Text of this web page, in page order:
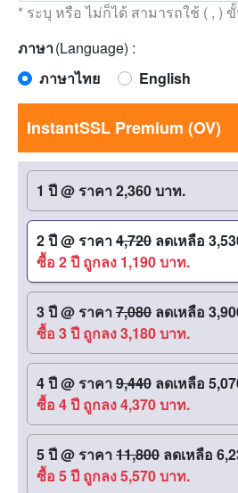
* ระบุ หรือ ไม่ก็ได้ สามารถใช้ ( , )
ภาษา(Language) :
ภาษาไทย
English
InstantSSL Premium (OV)
1 ปี@ ราคา 2,360 บาท.
2 ปี@ ราคา4,720 ลดเหลือ
ซื้อ 2 ปี ถูกลง 1,190 บาท.
3 ปี@ ราคา7,080 ลดเหลือ
ซื้อ 3 ปี ถูกลง 3,180 บาท.
4 ปี@ ราคา9,440 ลดเหลือ
ซื้อ 4 ปี ถูกลง 4,370 บาท.
5 ปี@ ราคา11,800 ลดเหลือ
ซื้อ 5 ปี ถูกลง 5,570 บาท.